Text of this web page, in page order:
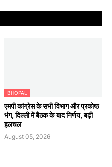
BHOPAL
एमपी कांग्रेस के सभी विभाग और प्रकोष्ठ
भंग, दिल्ली में बैठक के बाद निर्णय, बढ़ी
हलचल
August 05, 2026